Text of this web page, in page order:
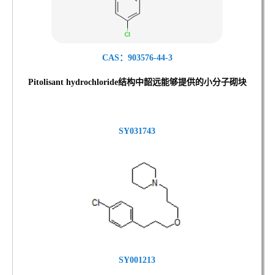
CAS：903576-44-3
Pitolisant hydrochloride结构中韶远能够提供的小分子砌块
SY031743
SY001213